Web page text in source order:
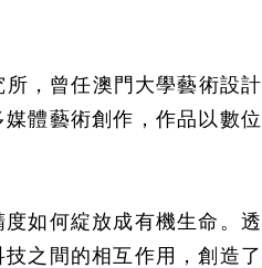
，曾任澳門大學藝術設計
體藝術創作，作品以數位
如何綻放成有機生命。透
之間的相互作用，創造了